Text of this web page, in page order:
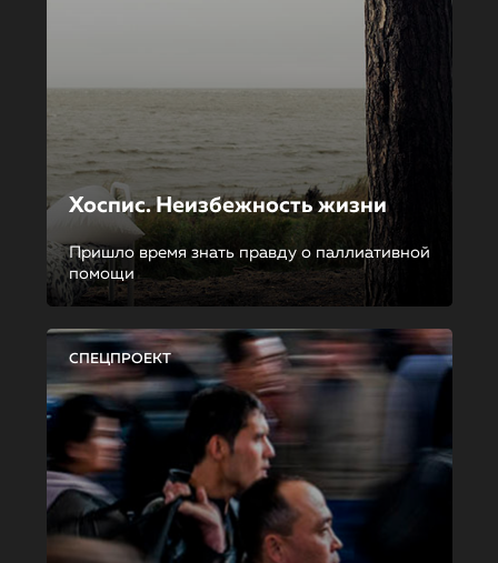
Хоспис. Неизбежность жизни
Пришло время знать правду о паллиативной
помощи
СПЕЦПРОЕКТ